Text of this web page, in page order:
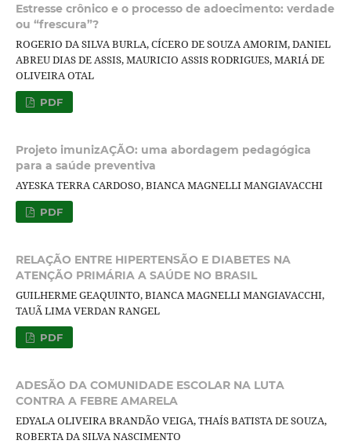
Estresse crônico e o processo de adoecimento: verdade
ou “frescura”?
ROGERIO DA SILVA BURLA, CÍCERO DE SOUZA AMORIM, DANIEL
ABREU DIAS DE ASSIS, MAURICIO ASSIS RODRIGUES, MARIÁ DE
OLIVEIRA OTAL
PDF
Projeto imunizAÇÃO: uma abordagem pedagógica
para a saúde preventiva
AYESKA TERRA CARDOSO, BIANCA MAGNELLI MANGIAVACCHI
PDF
RELAÇÃO ENTRE HIPERTENSÃO E DIABETES NA
ATENÇÃO PRIMÁRIA A SAÚDE NO BRASIL
GUILHERME GEAQUINTO, BIANCA MAGNELLI MANGIAVACCHI,
TAUÃ LIMA VERDAN RANGEL
PDF
ADESÃO DA COMUNIDADE ESCOLAR NA LUTA
CONTRA A FEBRE AMARELA
EDYALA OLIVEIRA BRANDÃO VEIGA, THAÍS BATISTA DE SOUZA,
ROBERTA DA SILVA NASCIMENTO